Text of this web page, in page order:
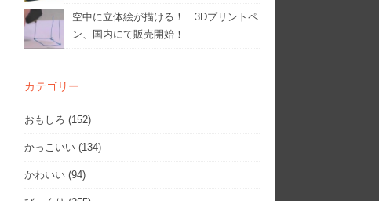
空中に立体絵が描ける！ 3Dプリントペ
ン、国内にて販売開始！
カテゴリー
おもしろ (152)
かっこいい (134)
かわいい (94)